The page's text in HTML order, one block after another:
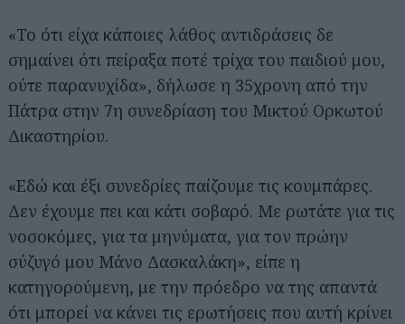
«Το ότι είχα κάποιες λάθος αντιδράσεις δε
σημαίνει ότι πείραξα ποτέ τρίχα του παιδιού μου,
ούτε παρανυχίδα», δήλωσε η 35χρονη από την
Πάτρα στην 7η συνεδρίαση του Μικτού Ορκωτού
Δικαστηρίου.
«Εδώ και έξι συνεδρίες παίζουμε τις κουμπάρες.
Δεν έχουμε πει και κάτι σοβαρό. Με ρωτάτε για τις
νοσοκόμες, για τα μηνύματα, για τον πρώην
σύζυγό μου Μάνο Δασκαλάκη», είπε η
κατηγορούμενη, με την πρόεδρο να της απαντά
ότι μπορεί να κάνει τις ερωτήσεις που αυτή κρίνει